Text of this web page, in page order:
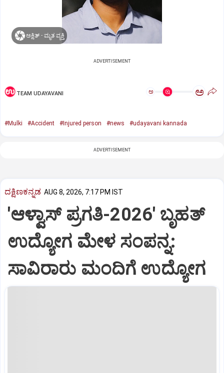
ಅಕ್ಷಿತ್‌ - ಮೃತ ವ್ಯಕ್ತಿ
ADVERTISEMENT
TEAM UDAYAVANI ಅ ಅ
#Mulki #Accident #Injured person #news #udayavani kannada
ADVERTISEMENT
ದಕ್ಷಿಣಕನ್ನಡ AUG 8, 2026, 7:17 PM IST
'ಆಳ್ವಾಸ್‌ ಪ್ರಗತಿ-2026' ಬೃಹತ್
ಉದ್ಯೋಗ ಮೇಳ ಸಂಪನ್ನ:
ಸಾವಿರಾರು ಮಂದಿಗೆ ಉದ್ಯೋಗ